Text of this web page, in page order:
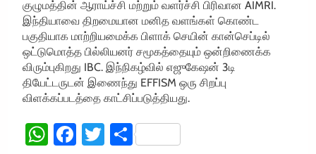
குழுமத்தின் ஆராய்ச்சி மற்றும் வளர்ச்சி பிரிவான AIMRI.
இந்தியாவை திறமையான மனித வளங்கள் கொண்ட
பகுதியாக மாற்றியமைக்க பிளாக் செயின் கான்செப்டில்
ஒட்டுமொத்த பில்லியனர் சமூகத்தையும் ஒன்றிணைக்க
விரும்புகிறது IBC. இந்நிகழ்வில் எஜுகேஷன் 3டி
தியேட்டருடன் இணைந்து EFFISM ஒரு சிறப்பு
விளக்கப்படத்தை காட்சிப்படுத்தியது.
WhatsApp
Facebook
TwitterShare